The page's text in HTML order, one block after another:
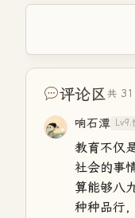
评论区 共
响石潭 Lv9.
教育不仅
社会的事
算能够八
种种品行